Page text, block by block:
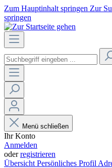
Zum Hauptinhalt springen Zur
springen
Menü schließen
Ihr Konto
Anmelden
oderregistrieren
Übersicht Persönliches Profil